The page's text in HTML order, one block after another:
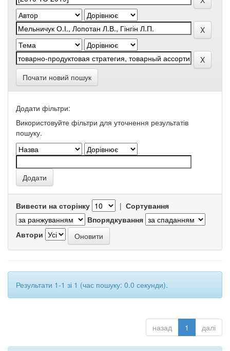
Почати новий пошук
Додати фільтри:
Використовуйте фільтри для уточнення результатів
пошуку.
Вивести на сторінку | Сортування
Впорядкування
Автори
Результати 1-1 зі 1 (час пошуку: 0.0 секунди).
назад 1 далі